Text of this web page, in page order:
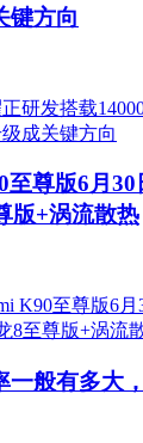
键方向
至尊版6月
版+涡流散热
一般有多大